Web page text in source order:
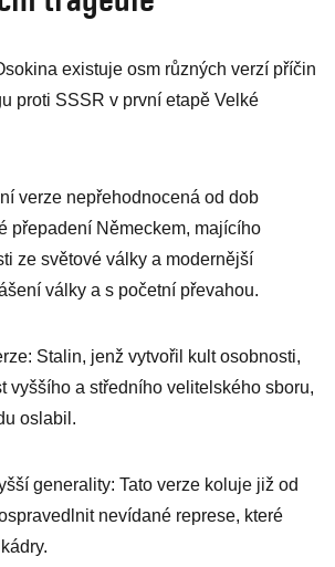
existuje osm různých verzí příčin
proti SSSR v první etapě Velké
verze nepřehodnocená od dob
přepadení Německem, majícího
ze světové války a modernější
války a s početní převahou.
Stalin, jenž vytvořil kult osobnosti,
vyššího a středního velitelského sboru,
oslabil.
generality: Tato verze koluje již od
nevídané represe, které